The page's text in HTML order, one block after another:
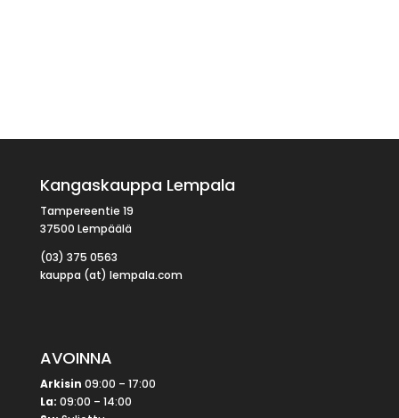
Kangaskauppa Lempala
Tampereentie 19
37500 Lempäälä
(03) 375 0563
kauppa (at) lempala.com
AVOINNA
Arkisin 09:00 – 17:00
La: 09:00 – 14:00